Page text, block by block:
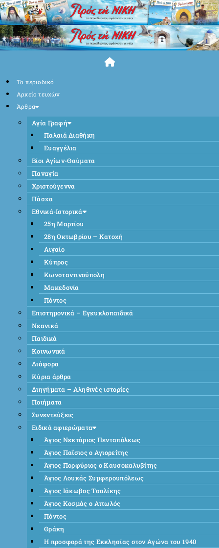
Skip
to
content
Το περιοδικό
Αρχείο τευχών
Άρθρα
Αγία Γραφή
Παλαιά Διαθήκη
Ευαγγέλια
Βίοι Αγίων-Θαύματα
Παναγία
Χριστούγεννα
Πάσχα
Εθνικά-Ιστορικά
25η Μαρτίου
28η Οκτωβρίου – Κατοχή
Αιγαίο
Κύπρος
Κωνσταντινούπολη
Μακεδονία
Πόντος
Επιστημονικά – Εγκυκλοπαιδικά
Νεανικά
Παιδικά
Κοινωνικά
Διάφορα
Κύρια άρθρα
Διηγήματα – Αληθινές ιστορίες
Ποιήματα
Συνεντεύξεις
Ειδικά αφιερώματα
Άγιος Νεκτάριος Πενταπόλεως
Άγιος Παΐσιος ο Αγιορείτης
Άγιος Πορφύριος ο Καυσοκαλυβίτης
Άγιος Λουκάς Συμφερουπόλεως
Άγιος Ιάκωβος Τσαλίκης
Άγιος Κοσμάς ο Αιτωλός
Πόντος
Θράκη
Η προσφορά της Εκκλησίας στον Αγώνα του 1940